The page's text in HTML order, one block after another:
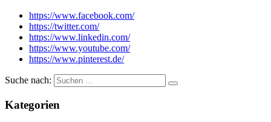
https://www.facebook.com/
https://twitter.com/
https://www.linkedin.com/
https://www.youtube.com/
https://www.pinterest.de/
Suche nach:
Kategorien